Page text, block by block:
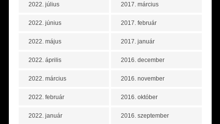
2022. július
2022. június
2022. május
2022. április
2022. március
2022. február
2022. január
2017. március
2017. február
2017. január
2016. december
2016. november
2016. október
2016. szeptember